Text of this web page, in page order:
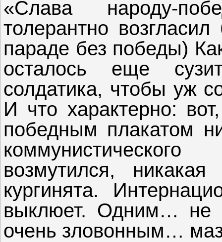
«Слава народу-
толерантно
параде без победы)
осталось еще
солдатика, чтобы уж
И что характерно:
победным плакатом
возмутился,
кургинята.
выклюет. Одним… не
очень зловонным…